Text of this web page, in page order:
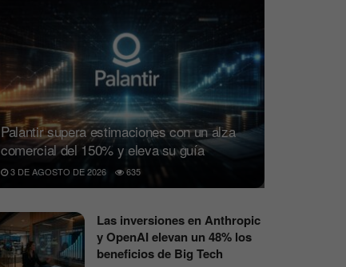
Palantir supera estimaciones con un alza
comercial del 150% y eleva su guía
3 DE AGOSTO DE 2026 635
Las inversiones en Anthropic
y OpenAI elevan un 48% los
beneficios de Big Tech